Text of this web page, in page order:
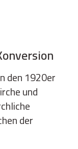
den 1920er
und
der